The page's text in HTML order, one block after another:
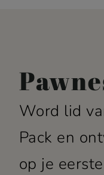
Word lid
Pack en
op je